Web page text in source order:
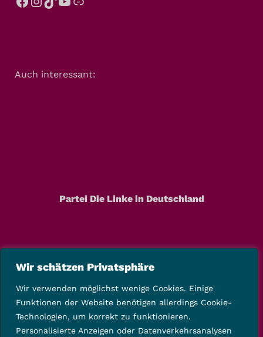
Wir schätzen Privatsphäre
Wir verwenden möglichst wenige Cookies. Einige
Funktionen der Website benötigen allerdings Cookie-
Technologien, um korrekt zu funktionieren.
Personalisierte Anzeigen oder Datenverkehrsanalysen
Auch interessant:
Partei Die Linke in Deutschland